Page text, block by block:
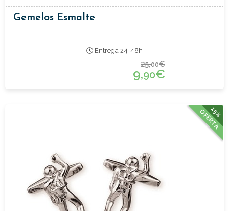
Gemelos Esmalte
Entrega 24-48h
25,00€
9,90€
15%
OFERTA